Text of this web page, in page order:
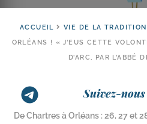
ACCUEIL VIE DE LA TRADITION
ORLÉANS ! « J’EUS CETTE
D’ARC, PAR L’ABBÉ
Suivez-
De Chartres à Orléans : 26, 27 et